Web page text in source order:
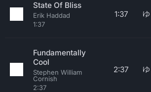
State Of Bliss
Erik Haddad
1:37
1:37
Fundamentally
Cool
Stephen William
Cornish
2:37
2:37